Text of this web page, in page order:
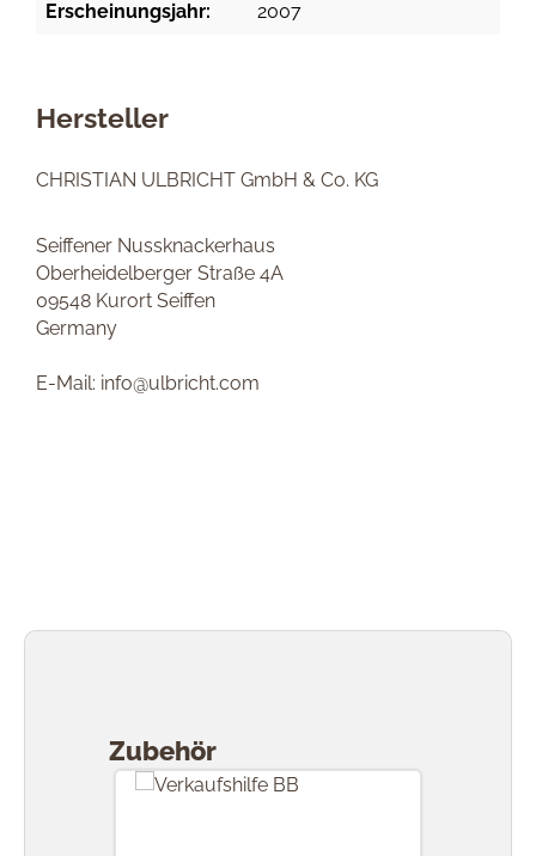
Erscheinungsjahr: 2007
Hersteller
CHRISTIAN ULBRICHT GmbH & Co. KG
Seiffener Nussknackerhaus
Oberheidelberger Straße 4A
09548 Kurort Seiffen
Germany
E-Mail: info@ulbricht.com
Zubehör